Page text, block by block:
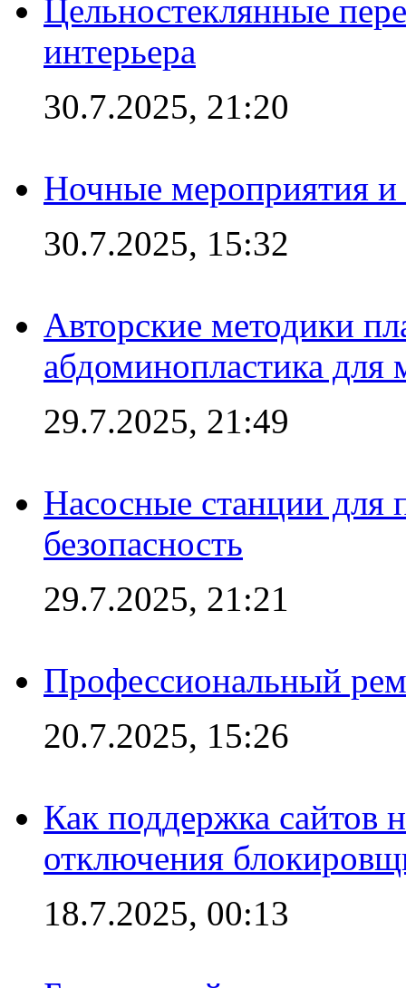
Цельностеклянные
интерьера
30.7.2025, 21:20
Ночные мероприятия и
30.7.2025, 15:32
Авторские методики
абдоминопластика для
29.7.2025, 21:49
Насосные станции для
безопасность
29.7.2025, 21:21
Профессиональный
20.7.2025, 15:26
Как поддержка сайтов
отключения
18.7.2025, 00:13